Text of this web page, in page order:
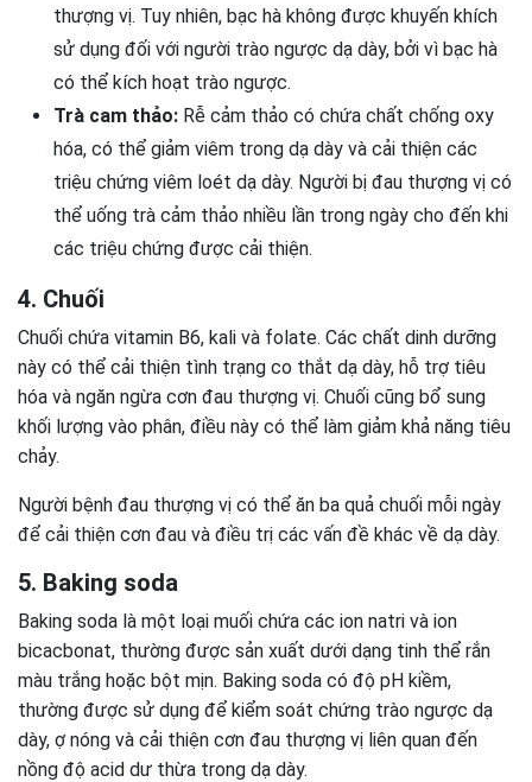
thượng vị. Tuy nhiên, bạc hà không được khuyến khích
sử dụng đối với người trào ngược dạ dày, bởi vì bạc hà
có thể kích hoạt trào ngược.
Trà cam thảo: Rễ cảm thảo có chứa chất chống oxy
hóa, có thể giảm viêm trong dạ dày và cải thiện các
triệu chứng viêm loét dạ dày. Người bị đau thượng vị có
thể uống trà cảm thảo nhiều lần trong ngày cho đến khi
các triệu chứng được cải thiện.
4. Chuối
Chuối chứa vitamin B6, kali và folate. Các chất dinh dưỡng
này có thể cải thiện tình trạng co thắt dạ dày, hỗ trợ tiêu
hóa và ngăn ngừa cơn đau thượng vị. Chuối cũng bổ sung
khối lượng vào phân, điều này có thể làm giảm khả năng tiêu
chảy.
Người bệnh đau thượng vị có thể ăn ba quả chuối mỗi ngày
để cải thiện cơn đau và điều trị các vấn đề khác về dạ dày.
5. Baking soda
Baking soda là một loại muối chứa các ion natri và ion
bicacbonat, thường được sản xuất dưới dạng tinh thể rắn
màu trắng hoặc bột mịn. Baking soda có độ pH kiềm,
thường được sử dụng để kiểm soát chứng trào ngược dạ
dày, ợ nóng và cải thiện cơn đau thượng vị liên quan đến
nồng độ acid dư thừa trong dạ dày.